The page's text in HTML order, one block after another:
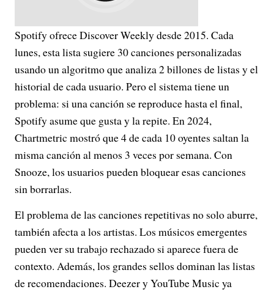
Spotify ofrece Discover Weekly desde 2015. Cada
lunes, esta lista sugiere 30 canciones personalizadas
usando un algoritmo que analiza 2 billones de listas y el
historial de cada usuario. Pero el sistema tiene un
problema: si una canción se reproduce hasta el final,
Spotify asume que gusta y la repite. En 2024,
Chartmetric mostró que 4 de cada 10 oyentes saltan la
misma canción al menos 3 veces por semana. Con
Snooze, los usuarios pueden bloquear esas canciones
sin borrarlas.
El problema de las canciones repetitivas no solo aburre,
también afecta a los artistas. Los músicos emergentes
pueden ver su trabajo rechazado si aparece fuera de
contexto. Además, los grandes sellos dominan las listas
de recomendaciones. Deezer y YouTube Music ya